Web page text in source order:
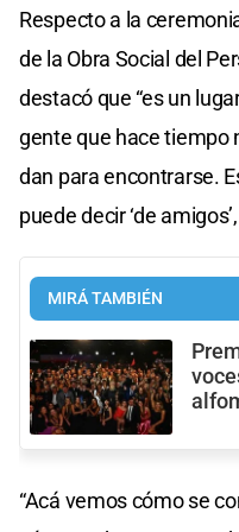
Respecto a la
de la Obra Social del
destacó que “es un
gente que hace tiempo
dan para encontrarse.
puede decir ‘de
MIRÁ TAMBIÉN
“Acá vemos cómo se